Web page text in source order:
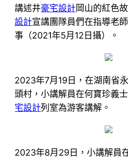
講述井豪宅設計岡山的紅色
設計宣講團隊員們在指導老
事（2021年5月12日攝）。
2023年7月19日，在湖南省
頭村，小講解員在何寶珍義
宅設計列室為游客講解。
2023年8月29日，小講解員